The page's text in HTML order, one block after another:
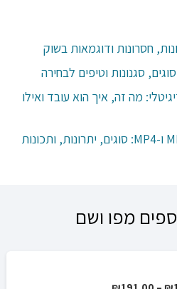
חסרונות ודוגמאות בשוק
סגנונות וטיפים לבחירה
מה זה, איך הוא עובד ואילו
המדריך המלא לבחירת נגן MP3 ו-MP4: סוגים, יתרונות, ותכונות
מפו ושם